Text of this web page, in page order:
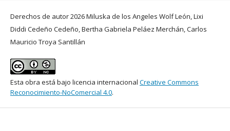
Derechos de autor 2026 Miluska de los Angeles Wolf León, Lixi
Diddi Cedeño Cedeño, Bertha Gabriela Peláez Merchán, Carlos
Mauricio Troya Santillán
Esta obra está bajo licencia internacional Creative Commons
Reconocimiento-NoComercial 4.0.